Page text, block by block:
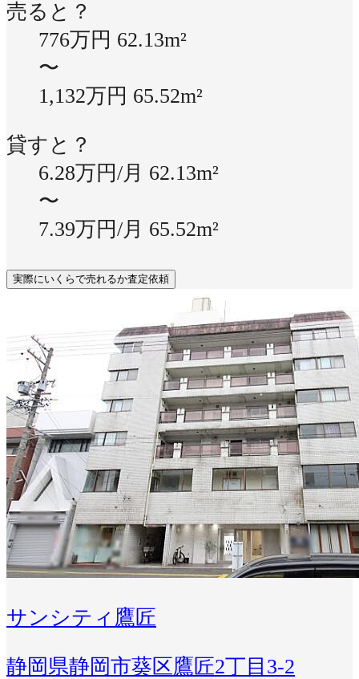
売ると？
776万円 62.13m²
〜
1,132万円 65.52m²
貸すと？
6.28万円/月 62.13m²
〜
7.39万円/月 65.52m²
実際にいくらで売れるか査定依頼
サンシティ鷹匠
静岡県静岡市葵区鷹匠2丁目3-2